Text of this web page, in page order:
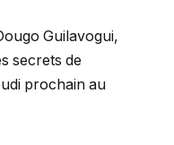
Guilavogui,
secrets de
prochain au